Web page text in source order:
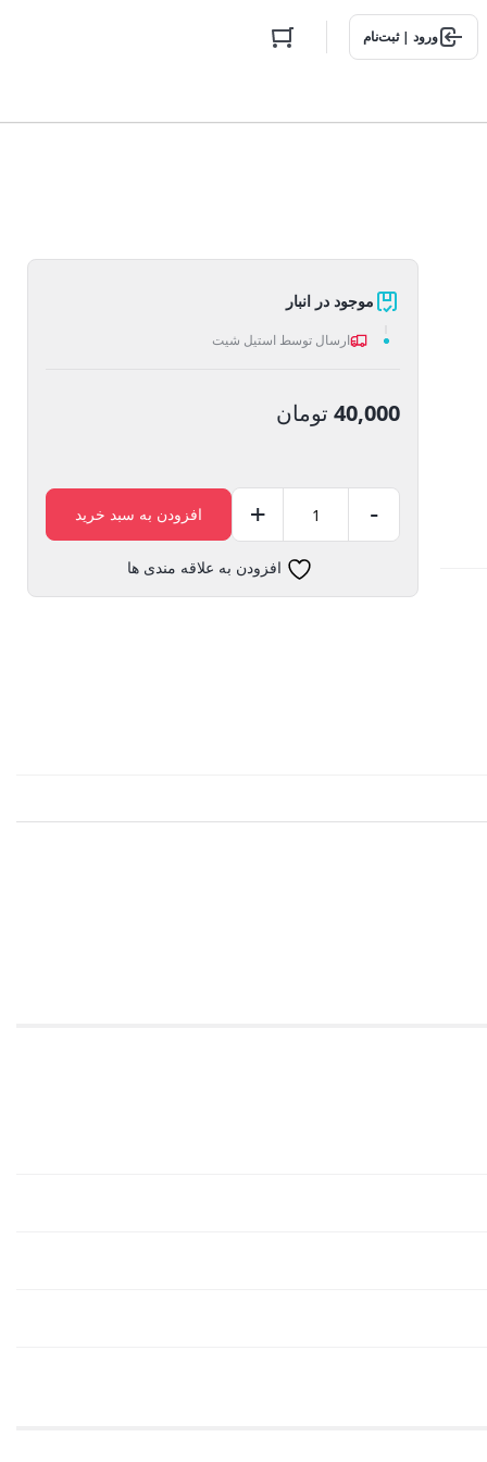
ورود | ثبت‌نام
موجود در انبار
ارسال توسط استیل شیت
40,000 تومان
-
+ افزودن به سبد خرید
افزودن به علاقه مندی ها